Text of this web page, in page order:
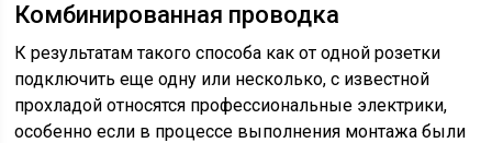
Комбинированная проводка
К результатам такого способа как от одной розетки
подключить еще одну или несколько, с известной
прохладой относятся профессиональные электрики,
особенно если в процессе выполнения монтажа были